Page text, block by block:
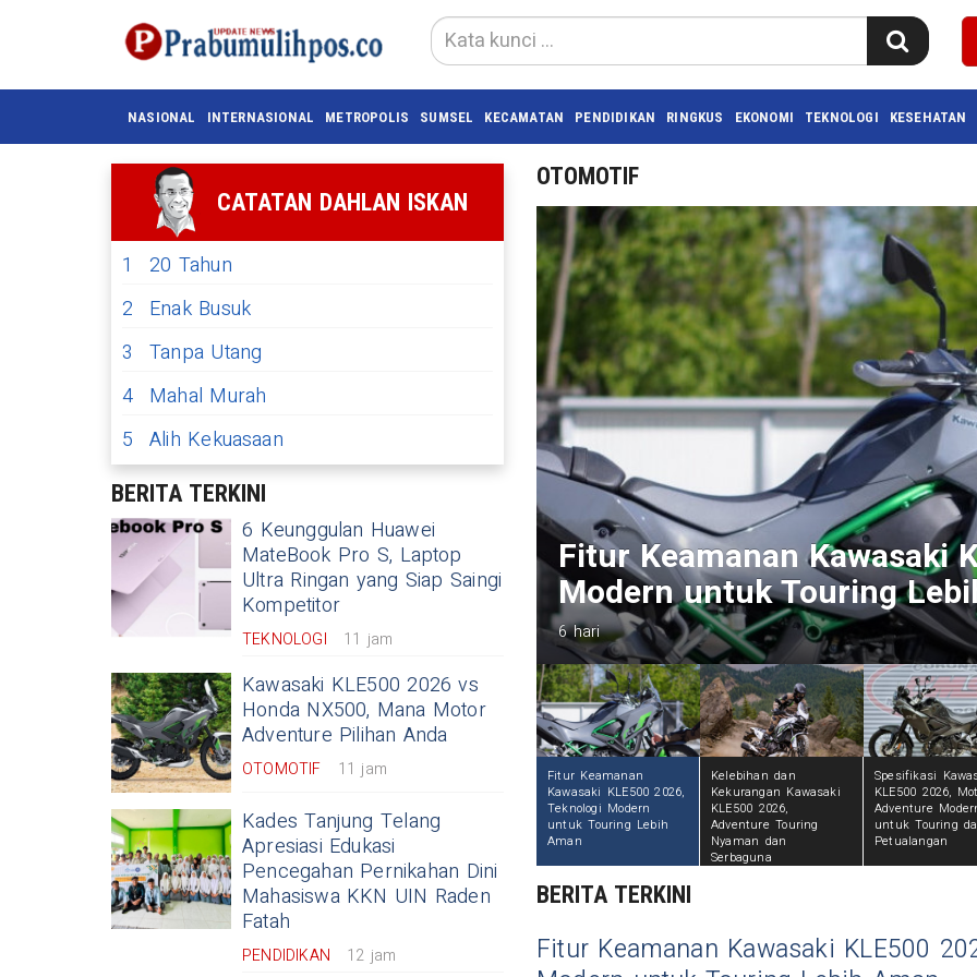
NASIONAL INTERNASIONAL METROPOLIS SUMSEL KECAMATAN PENDIDIKAN RINGKUS EKONOMI TEKNOLOGI KESEHATAN
CATATAN DAHLAN ISKAN
1
20 Tahun
2
Enak Busuk
3
Tanpa Utang
4 Mahal Murah
5 Alih Kekuasaan
BERITA TERKINI
6 Keunggulan Huawei
MateBook Pro S, Laptop
Ultra Ringan yang Siap Saingi
Kompetitor
TEKNOLOGI 11 jam
Kawasaki KLE500 2026 vs
Honda NX500, Mana Motor
Adventure Pilihan Anda
OTOMOTIF 11 jam
Kades Tanjung Telang
Apresiasi Edukasi
Pencegahan Pernikahan Dini
Mahasiswa KKN UIN Raden
Fatah
PENDIDIKAN 12 jam
OTOMOTIF
KLE500 2026, Teknologi
Lebih Aman
Kelebihan dan Kekurangan
Adventure Touring
6 hari
Fitur Keamanan
Kawasaki KLE500 2026,
Teknologi Modern
untuk Touring Lebih
Aman
Kelebihan dan
Kekurangan Kawasaki
KLE500 2026,
Adventure Touring
Nyaman dan
Serbaguna
Spesifikasi
KLE500 2026,
Adventure
untuk Touring
Petualangan
BERITA TERKINI
Fitur Keamanan Kawasaki KLE500